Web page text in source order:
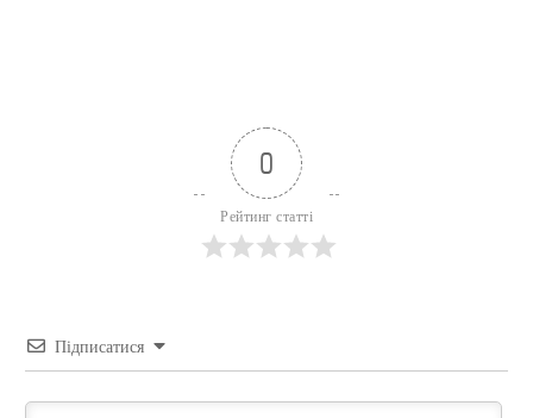
0
Рейтинг статті
Підписатися